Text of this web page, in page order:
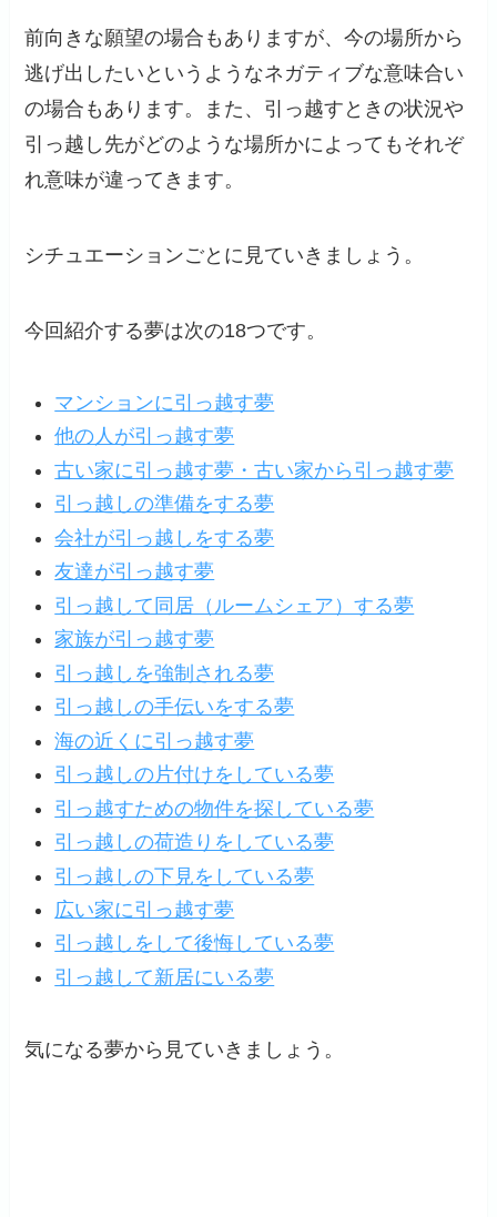
前向きな願望の場合もありますが、今の場所から
逃げ出したいというようなネガティブな意味合い
の場合もあります。また、引っ越すときの状況や
引っ越し先がどのような場所かによってもそれぞ
れ意味が違ってきます。
シチュエーションごとに見ていきましょう。
今回紹介する夢は次の18つです。
マンションに引っ越す夢
他の人が引っ越す夢
古い家に引っ越す夢・古い家から引っ越す夢
引っ越しの準備をする夢
会社が引っ越しをする夢
友達が引っ越す夢
引っ越して同居（ルームシェア）する夢
家族が引っ越す夢
引っ越しを強制される夢
引っ越しの手伝いをする夢
海の近くに引っ越す夢
引っ越しの片付けをしている夢
引っ越すための物件を探している夢
引っ越しの荷造りをしている夢
引っ越しの下見をしている夢
広い家に引っ越す夢
引っ越しをして後悔している夢
引っ越して新居にいる夢
気になる夢から見ていきましょう。